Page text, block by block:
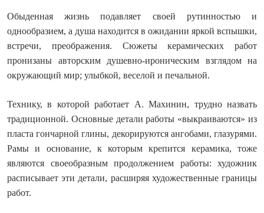
Обыденная жизнь подавляет своей рутинностью и
однообразием, а душа находится в ожидании яркой вспышки,
встречи, преображения. Сюжеты керамических работ
пронизаны авторским душевно-ироническим взглядом на
окружающий мир; улыбкой, веселой и печальной.
Технику, в которой работает А. Махинин, трудно назвать
традиционной. Основные детали работы «выкраиваются» из
пласта гончарной глины, декорируются ангобами, глазурями.
Рамы и основание, к которым крепится керамика, тоже
являются своеобразным продолжением работы: художник
расписывает эти детали, расширяя художественные границы
работ.